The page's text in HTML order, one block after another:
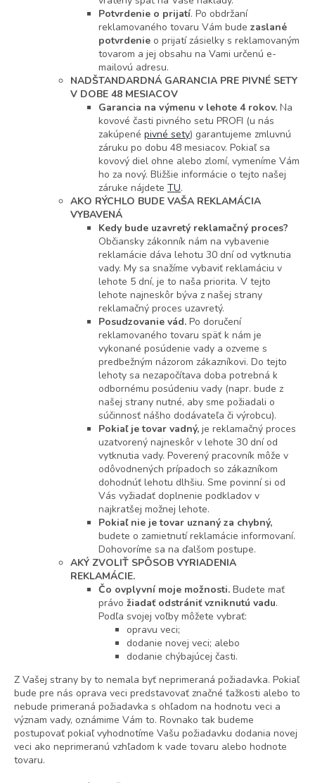
Potvrdenie o prijatí. Po obdržaní
reklamovaného tovaru Vám bude zaslané
potvrdenie o prijatí zásielky s reklamovaným
tovarom a jej obsahu na Vami určenú e-
mailovú adresu.
NADŠTANDARDNÁ GARANCIA PRE PIVNÉ SETY
V DOBE 48 MESIACOV
Garancia na výmenu v lehote 4 rokov. Na
kovové časti pivného setu PROFI (u nás
zakúpené pivné sety) garantujeme zmluvnú
záruku po dobu 48 mesiacov. Pokiaľ sa
kovový diel ohne alebo zlomí, vymeníme Vám
ho za nový. Bližšie informácie o tejto našej
záruke nájdete TU.
AKO RÝCHLO BUDE VAŠA REKLAMÁCIA
VYBAVENÁ
Kedy bude uzavretý reklamačný proces?
Občiansky zákonník nám na vybavenie
reklamácie dáva lehotu 30 dní od vytknutia
vady. My sa snažíme vybaviť reklamáciu v
lehote 5 dní, je to naša priorita. V tejto
lehote najneskôr býva z našej strany
reklamačný proces uzavretý.
Posudzovanie vád. Po doručení
reklamovaného tovaru späť k nám je
vykonané posúdenie vady a ozveme s
predbežným názorom zákazníkovi. Do tejto
lehoty sa nezapočítava doba potrebná k
odbornému posúdeniu vady (napr. bude z
našej strany nutné, aby sme požiadali o
súčinnosť nášho dodávateľa či výrobcu).
Pokiaľ je tovar vadný, je reklamačný proces
uzatvorený najneskôr v lehote 30 dní od
vytknutia vady. Poverený pracovník môže v
odôvodnených prípadoch so zákazníkom
dohodnúť lehotu dlhšiu. Sme povinní si od
Vás vyžiadať doplnenie podkladov v
najkratšej možnej lehote.
Pokiaľ nie je tovar uznaný za chybný,
budete o zamietnutí reklamácie informovaní.
Dohovoríme sa na ďalšom postupe.
AKÝ ZVOLIŤ SPÔSOB VYRIADENIA
REKLAMÁCIE.
Čo ovplyvní moje možnosti. Budete mať
právo žiadať odstrániť vzniknutú vadu.
Podľa svojej voľby môžete vybrať:
opravu veci;
dodanie novej veci; alebo
dodanie chýbajúcej časti.
Z Vašej strany by to nemala byť neprimeraná požiadavka. Pokiaľ
bude pre nás oprava veci predstavovať značné ťažkosti alebo to
nebude primeraná požiadavka s ohľadom na hodnotu veci a
význam vady, oznámime Vám to. Rovnako tak budeme
postupovať pokiaľ vyhodnotíme Vašu požiadavku dodania novej
veci ako neprimeranú vzhľadom k vade tovaru alebo hodnote
tovaru.